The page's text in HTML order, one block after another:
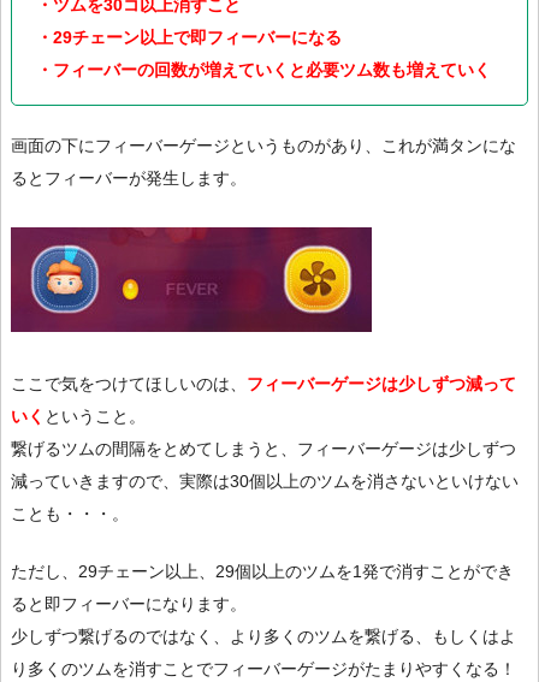
・ツムを30コ以上消すこと
・29チェーン以上で即フィーバーになる
・フィーバーの回数が増えていくと必要ツム数も増えていく
画面の下にフィーバーゲージというものがあり、これが満タンにな
るとフィーバーが発生します。
ここで気をつけてほしいのは、 フィーバーゲージは少しずつ減って
いく ということ。
繋げるツムの間隔をとめてしまうと、フィーバーゲージは少しずつ
減っていきますので、実際は30個以上のツムを消さないといけない
ことも・・・。
ただし、29チェーン以上、29個以上のツムを1発で消すことができ
ると即フィーバーになります。
少しずつ繋げるのではなく、より多くのツムを繋げる、もしくはよ
り多くのツムを消すことでフィーバーゲージがたまりやすくなる！